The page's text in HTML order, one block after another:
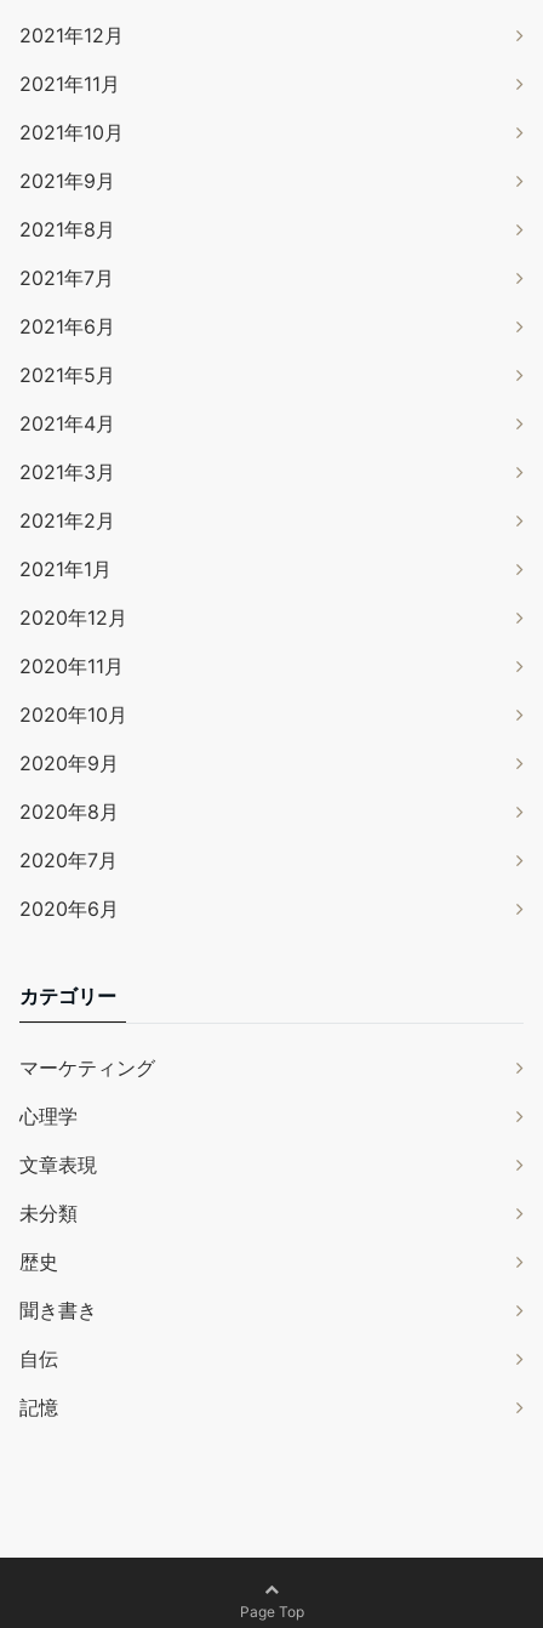
2021年12月
2021年11月
2021年10月
2021年9月
2021年8月
2021年7月
2021年6月
2021年5月
2021年4月
2021年3月
2021年2月
2021年1月
2020年12月
2020年11月
2020年10月
2020年9月
2020年8月
2020年7月
2020年6月
カテゴリー
マーケティング
心理学
文章表現
未分類
歴史
聞き書き
自伝
記憶
Page Top